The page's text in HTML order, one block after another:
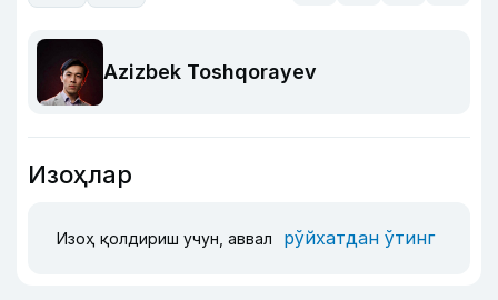
Azizbek Toshqorayev
Изоҳлар
Изоҳ қолдириш учун, аввал рўйхатдан ўтинг